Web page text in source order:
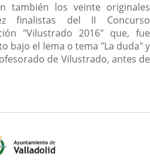
también los veinte originales
finalistas del II Concurso
"Vilustrado 2016" que, fue
bajo el lema o tema "La duda" y
de Vilustrado, antes de